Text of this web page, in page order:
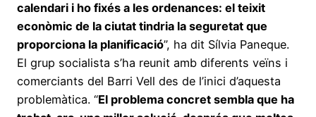
calendari i ho fixés a les ordenances: el teixit
econòmic de la ciutat tindria la seguretat que
proporciona la planificació”, ha dit Sílvia Paneque.
El grup socialista s’ha reunit amb diferents veïns i
comerciants del Barri Vell des de l’inici d’aquesta
problemàtica. “El problema concret sembla que ha